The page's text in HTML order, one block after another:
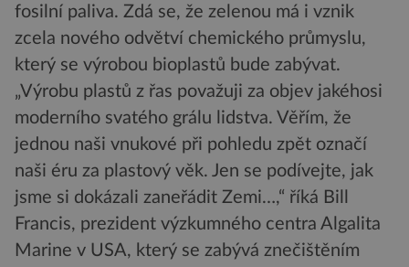
fosilní paliva. Zdá se, že zelenou má i vznik
zcela nového odvětví chemického průmyslu,
který se výrobou bioplastů bude zabývat.
„Výrobu plastů z řas považuji za objev jakéhosi
moderního svatého grálu lidstva. Věřím, že
jednou naši vnukové při pohledu zpět označí
naši éru za plastový věk. Jen se podívejte, jak
jsme si dokázali zaneřádit Zemi…,“ říká Bill
Francis, prezident výzkumného centra Algalita
Marine v USA, který se zabývá znečištěním